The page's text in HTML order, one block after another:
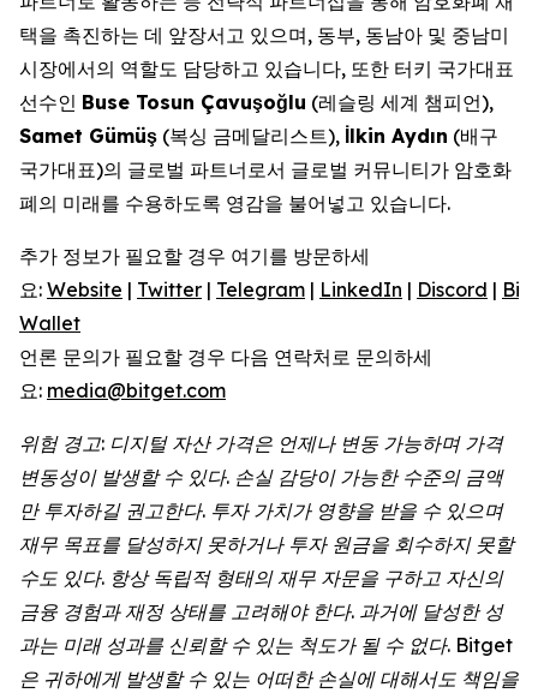
택을 촉진하는 데 앞장서고 있으며, 동부, 동남아 및 중남미
시장에서의 역할도 담당하고 있습니다, 또한 터키 국가대표
선수인 Buse Tosun Çavuşoğlu (레슬링 세계 챔피언),
Samet Gümüş (복싱 금메달리스트), İlkin Aydın (배구
국가대표)의 글로벌 파트너로서 글로벌 커뮤니티가 암호화
폐의 미래를 수용하도록 영감을 불어넣고 있습니다.
추가 정보가 필요할 경우 여기를 방문하세
요: Website | Twitter | Telegram | LinkedIn | Discord |
Wallet
언론 문의가 필요할 경우 다음 연락처로 문의하세
요: media@bitget.com
위험 경고: 디지털 자산 가격은 언제나 변동 가능하며 가격
변동성이 발생할 수 있다. 손실 감당이 가능한 수준의 금액
만 투자하길 권고한다. 투자 가치가 영향을 받을 수 있으며
재무 목표를 달성하지 못하거나 투자 원금을 회수하지 못할
수도 있다. 항상 독립적 형태의 재무 자문을 구하고 자신의
금융 경험과 재정 상태를 고려해야 한다. 과거에 달성한 성
과는 미래 성과를 신뢰할 수 있는 척도가 될 수 없다. Bitget
은 귀하에게 발생할 수 있는 어떠한 손실에 대해서도 책임을